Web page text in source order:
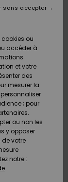
ou
accéder à
et votre
des
mesurer la
; pour
ou non les
y opposer
de votre
notre :
sans accepter